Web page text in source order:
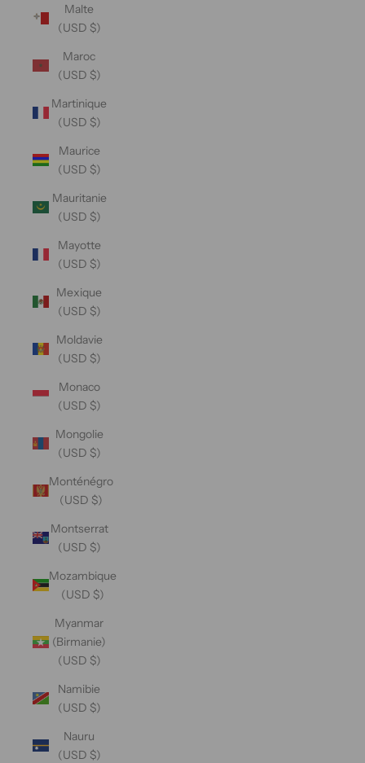
Malte
(USD $)
Maroc
(USD $)
Martinique
(USD $)
Maurice
(USD $)
Mauritanie
(USD $)
Mayotte
(USD $)
Mexique
(USD $)
Moldavie
(USD $)
Monaco
(USD $)
Mongolie
(USD $)
Monténégro
(USD $)
Montserrat
(USD $)
Mozambique
(USD $)
Myanmar
(Birmanie)
(USD $)
Namibie
(USD $)
Nauru
(USD $)